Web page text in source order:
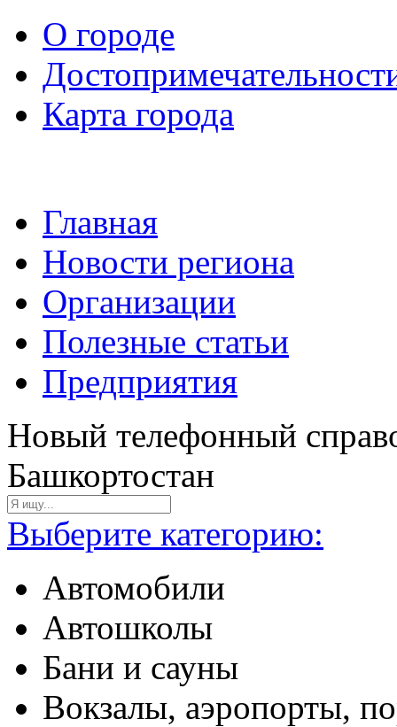
О городе
Карта города
Главная
Новости региона
Организации
Полезные статьи
Предприятия
Новый телефонный
Башкортостан
Выберите категорию:
Автомобили
Автошколы
Бани и сауны
Вокзалы, аэропорты,